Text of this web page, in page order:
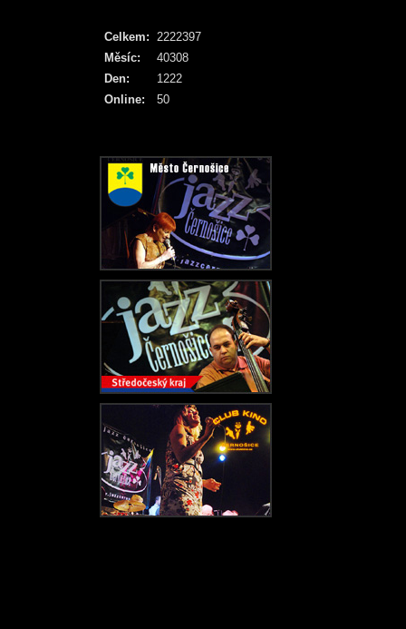
Online: 50
Celkem: 2222397
Měsíc:
40308
Den:
1222